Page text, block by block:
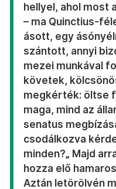
hellyel, ahol most
– ma Quinctius-
ásott, egy
szántott, annyi
mezei munkával
követek,
megkérték: öltse
maga, mind az
senatus
csodálkozva
minden?„ Majd
hozza elő
Aztán letörölvén